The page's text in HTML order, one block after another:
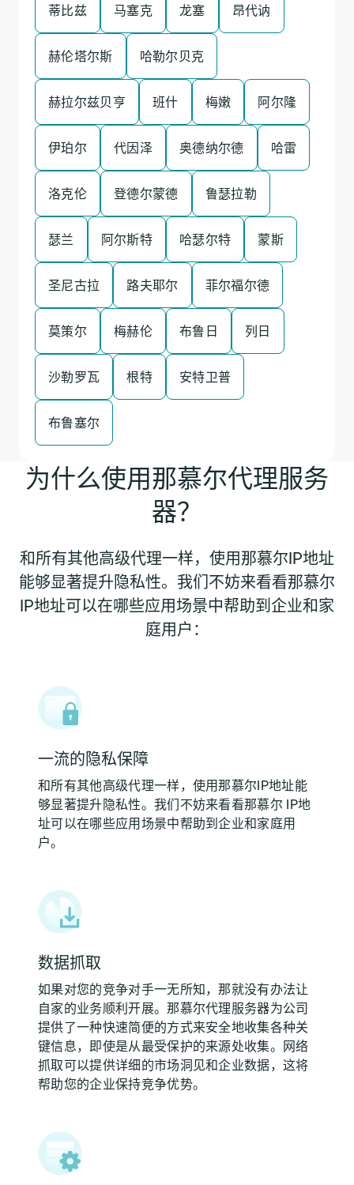
蒂比兹 马塞克 龙塞 昂代讷
赫伦塔尔斯 哈勒尔贝克
赫拉尔兹贝亨 班什 梅嫩 阿尔隆
伊珀尔 代因泽 奥德纳尔德 哈雷
洛克伦 登德尔蒙德 鲁瑟拉勒
瑟兰 阿尔斯特 哈瑟尔特 蒙斯
圣尼古拉 路夫耶尔 菲尔福尔德
莫策尔 梅赫伦 布鲁日 列日
沙勒罗瓦 根特 安特卫普
布鲁塞尔
为什么使用那慕尔代理服务
器？
和所有其他高级代理一样，使用那慕尔IP地址
能够显著提升隐私性。我们不妨来看看那慕尔
IP地址可以在哪些应用场景中帮助到企业和家
庭用户：
一流的隐私保障
和所有其他高级代理一样，使用那慕尔IP地址能
够显著提升隐私性。我们不妨来看看那慕尔 IP地
址可以在哪些应用场景中帮助到企业和家庭用
户。
数据抓取
如果对您的竞争对手一无所知，那就没有办法让
自家的业务顺利开展。那慕尔代理服务器为公司
提供了一种快速简便的方式来安全地收集各种关
键信息，即使是从最受保护的来源处收集。网络
抓取可以提供详细的市场洞见和企业数据，这将
帮助您的企业保持竞争优势。